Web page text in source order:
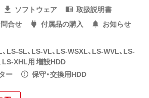
ソフトウェア
取扱説明書
合せ 付属品の購入
お知らせ
LS-SL、LS-VL、LS-WSXL、LS-WVL、LS-
LS-XHL用 増設HDD
ー
保守・交換用HDD